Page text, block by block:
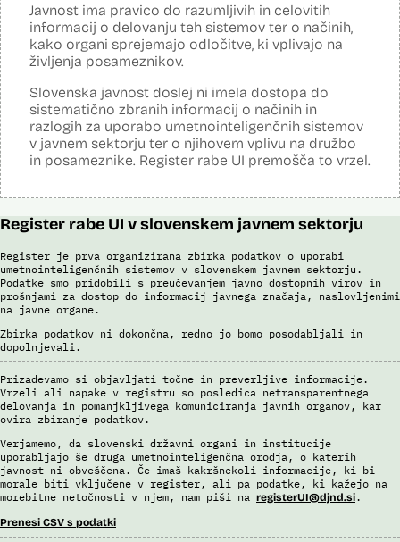
Javnost ima pravico do razumljivih in celovitih
informacij o delovanju teh sistemov ter o načinih,
kako organi sprejemajo odločitve, ki vplivajo na
življenja posameznikov.
Slovenska javnost doslej ni imela dostopa do
sistematično zbranih informacij o načinih in
razlogih za uporabo umetnointeligenčnih sistemov
v javnem sektorju ter o njihovem vplivu na družbo
in posameznike. Register rabe UI premošča to vrzel.
Register rabe UI v slovenskem javnem sektorju
Register je prva organizirana zbirka podatkov o uporabi
umetnointeligenčnih sistemov v slovenskem javnem sektorju.
Podatke smo pridobili s preučevanjem javno dostopnih virov in
prošnjami za dostop do informacij javnega značaja, naslovljenimi
na javne organe.
Zbirka podatkov ni dokončna, redno jo bomo posodabljali in
dopolnjevali.
Prizadevamo si objavljati točne in preverljive informacije.
Vrzeli ali napake v registru so posledica netransparentnega
delovanja in pomanjkljivega komuniciranja javnih organov, kar
ovira zbiranje podatkov.
Verjamemo, da slovenski državni organi in institucije
uporabljajo še druga umetnointeligenčna orodja, o katerih
javnost ni obveščena. Če imaš kakršnekoli informacije, ki bi
morale biti vključene v register, ali pa podatke, ki kažejo na
morebitne netočnosti v njem, nam piši na registerUI@djnd.si.
Prenesi CSV s podatki